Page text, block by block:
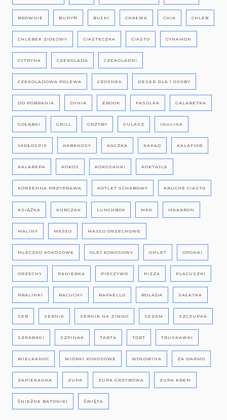
BROWNIE BUDYŃ BUŁKI CHAŁWA CHIA CHLEB
CHLEBEK ZIOŁOWY CIASTECZKA CIASTO CYNAMON
CYTRYNA CZEKOLADA CZEKOLADKI
CZEKOLADOWA POLEWA CZOSNEK DESER DLA 1 OSOBY
DO POBRANIA DYNIA EBOOK FASOLKA GALARETKA
GOŁĄBKI GRILL GRZYBY GULASZ INULINA
JADŁOSPIS KABANOSY KACZKA KAKAO KALAFIOR
KALAREPA KOKOS KOKOSANKI KOKTAJLE
KORZENNA PRZYPRAWA KOTLET SCHABOWY KRUCHE CIASTO
KSIĄŻKA KURCZAK LUNCHBOX MAK MAKARON
MALINY MASŁO MASŁO ORZECHOWE
MLECZKO KOKOSOWE OLEJ KOKOSOWY OMLET OPONKI
ORZECHY PANIERKA PIECZYWO PIZZA PLACUSZKI
PRALINKI RACUCHY RAFAELLO ROLADA SAŁATKA
SER SERNIK SERNIK NA ZIMNO SEZAM SZCZUPAK
SZPARAGI SZPINAK TARTA TORT TRUSKAWKI
WIELKANOC WIÓRKI KOKOSOWE WOŁOWINA ZA DARMO
ZAPIEKANKA ZUPA ZUPA GRZYBOWA ZUPA KREM
ŚNIEŻNE BATONIKI ŚWIĘTA